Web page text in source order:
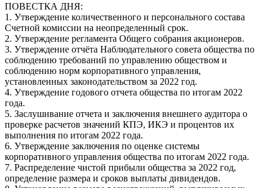
ПОВЕСТКА ДНЯ:
1. Утверждение количественного и персонального состава
Счетной комиссии на неопределенный срок.
2. Утверждение регламента Общего собрания акционеров.
3. Утверждение отчёта Наблюдательного совета общества по
соблюдению требований по управлению обществом и
соблюдению норм корпоративного управления,
установленных законодательством за 2022 год.
4. Утверждение годового отчета общества по итогам 2022
года.
5. Заслушивание отчета и заключения внешнего аудитора о
проверке расчетов значений КПЭ, ИКЭ и процентов их
выполнения по итогам 2022 года.
6. Утверждение заключения по оценке системы
корпоративного управления общества по итогам 2022 года.
7. Распределение чистой прибыли общества за 2022 год,
определение размера и сроков выплаты дивидендов.